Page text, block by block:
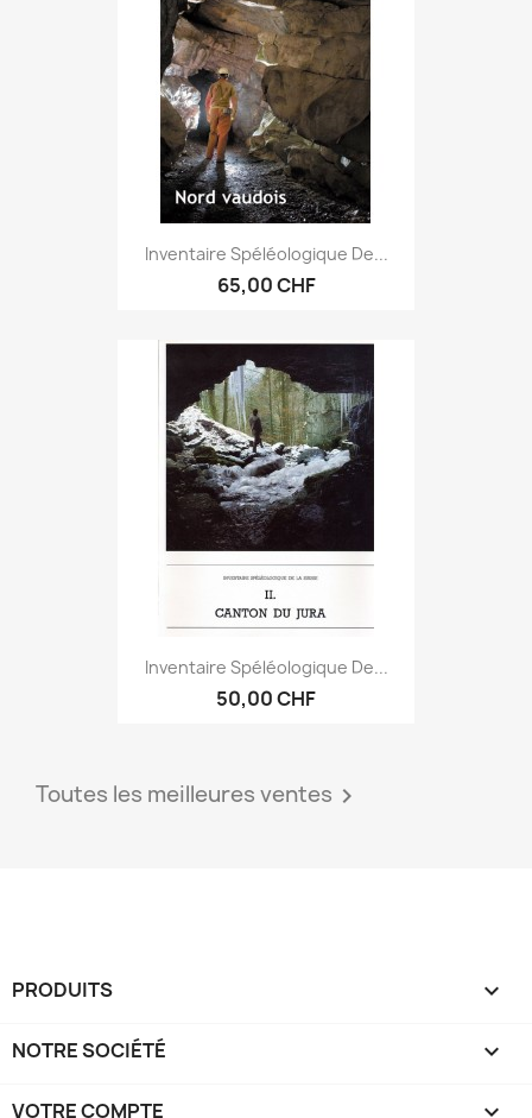
Inventaire Spéléologique De...
65,00 CHF
Inventaire Spéléologique De...
50,00 CHF
Toutes les meilleures ventes 
PRODUITS 
NOTRE SOCIÉTÉ 
VOTRE COMPTE